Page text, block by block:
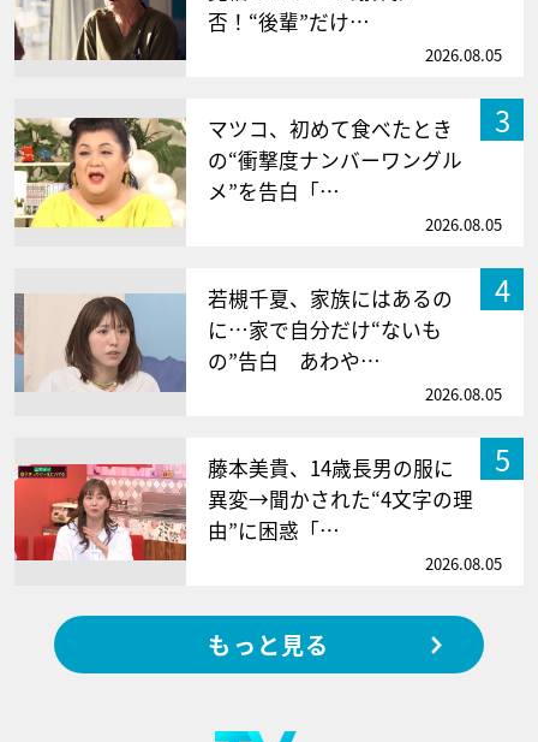
否！“後輩”だけ…
2026.08.05
3
マツコ、初めて食べたとき
の“衝撃度ナンバーワングル
メ”を告白「…
2026.08.05
4
若槻千夏、家族にはあるの
に…家で自分だけ“ないも
の”告白 あわや…
2026.08.05
5
藤本美貴、14歳長男の服に
異変→聞かされた“4文字の理
由”に困惑「…
2026.08.05
もっと見る